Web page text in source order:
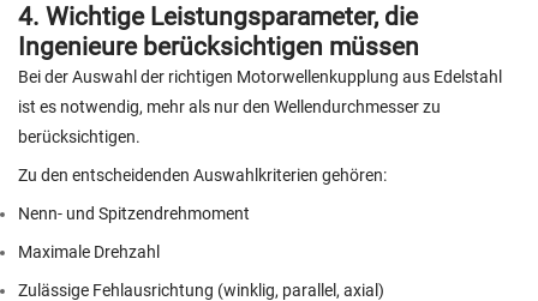
4. Wichtige Leistungsparameter, die
Ingenieure berücksichtigen müssen
Bei der Auswahl der richtigen Motorwellenkupplung aus Edelstahl
ist es notwendig, mehr als nur den Wellendurchmesser zu
berücksichtigen.
Zu den entscheidenden Auswahlkriterien gehören:
Nenn- und Spitzendrehmoment
Maximale Drehzahl
Zulässige Fehlausrichtung (winklig, parallel, axial)